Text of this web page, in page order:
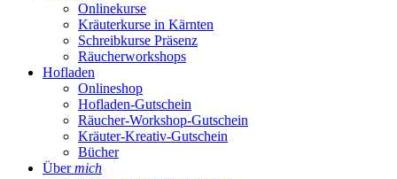
Onlinekurse
Kräuterkurse in Kärnten
Schreibkurse Präsenz
Räucherworkshops
Hofladen
Onlineshop
Hofladen-Gutschein
Räucher-Workshop-Gutschein
Kräuter-Kreativ-Gutschein
Bücher
Übermich